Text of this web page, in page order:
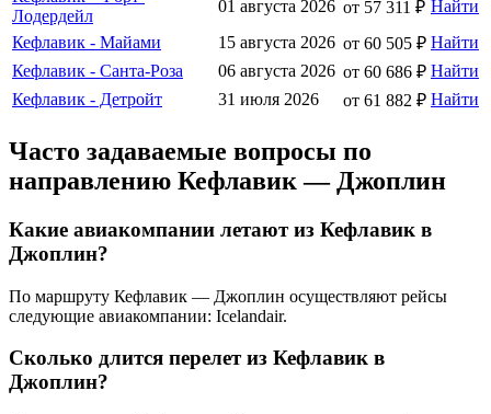
Лодердейл
01 августа 2026 от 57 311 ₽ Найти
Кефлавик - Майами
15 августа 2026 от 60 505 ₽ Найти
Кефлавик - Санта-Роза
06 августа 2026 от 60 686 ₽ Найти
Кефлавик - Детройт
31 июля 2026 от 61 882 ₽ Найти
Часто задаваемые вопросы по
направлению Кефлавик — Джоплин
Какие авиакомпании летают из Кефлавик в
Джоплин?
По маршруту Кефлавик — Джоплин осуществляют рейсы
следующие авиакомпании: Icelandair.
Сколько длится перелет из Кефлавик в
Джоплин?